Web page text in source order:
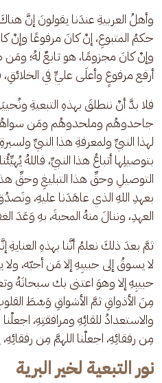
وأهلُ العربيةِ عندَنا يقولونَ إنَّ هناكَ
حكمُ المتبوعِ، إنْ كانَ مرفوعًا
وإنْ كانَ مجزومًا، هو تابعٌ لهُ؛
أرفع مرفوعٍ وأعلَى عليٍّ في الخلائقِ،
فلا بدَّ أنْ ننطلقَ بهذهِ التبعيةِ
جاحدوهُم وملحدوهُم ومَن
لهذا النبيِّ ولمعرفةِ هذا النبيِّ
بتوصيلِها أتباعُ هذا النبيِّ، فاللهُ
التوصيلِ وحقِّ هذا التبليغِ وحقِّ
بعهدِ اللهِ الذي عاهَدَنا عليهِ،
العهدِ، وننالَ منهُ المحبةَ، بهِ وَعَدَ
ثمَّ بعدَ ذلكَ نعلمُ أنَّنا بهذهِ العنايةِ
لا يسوقُ إلى حبيبِهِ إلا مَن أحبّه،
حبيبِهِ إلا وهوَ اعتنى بك سبحانَهُ
مِنَ الأذواقِ ثمَّ الأشواقِ وَسْطَ
والاستعدادُ للقائِهِ ومرافقتِهِ،
مِن رفقائِهِ، اجعلْنا اللهمَّ مِن رفقائِهِ،
نور التبعية لخير البرية